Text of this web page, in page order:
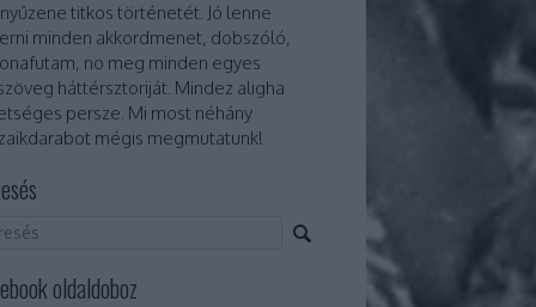
titkos történetét. Jó lenne
minden akkordmenet, dobszóló,
no meg minden egyes
háttérsztoriját. Mindez aligha
persze. Mi most néhány
mégis megmutatunk!
oldaldoboz